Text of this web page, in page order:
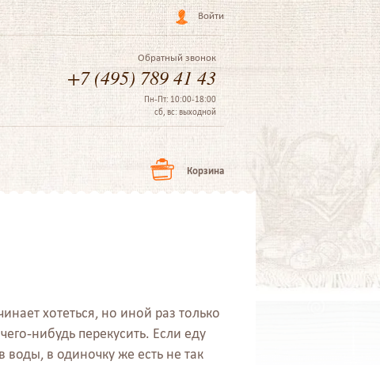
Войти
Обратный звонок
+7 (495) 789 41 43
Пн-Пт: 10:00-18:00
сб, вс: выходной
Корзина
хотеться, но иной раз только
нибудь перекусить. Если еду
воды, в одиночку же есть не так